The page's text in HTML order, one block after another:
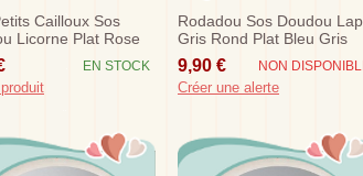
Cailloux Sos
Licorne Plat Rose
EN STOCK
Rodadou Sos Doudou
Gris Rond Plat Bleu Gris
Ecru Cerf Volant
9,90 € NON
Créer une alerte